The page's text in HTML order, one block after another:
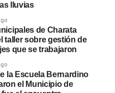
lluvias
de Charata
taller sobre gestión de
que se trabajaron
la Escuela Bernardino
el Municipio de